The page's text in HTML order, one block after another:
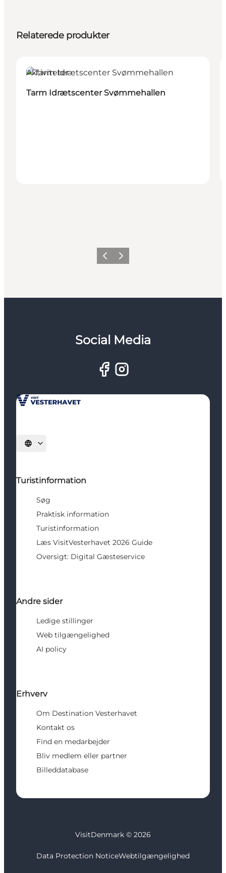
Relaterede produkter
Aktiviteter
Tarm Idrætscenter Svømmehallen
ForrigeNæste
Social Media
Vælg sprog
Turistinformation
Søg
Praktisk information
Turistinformation
Læs VisitVesterhavet 2026 Guide
Oversigt: Digital Gæsteservice
Andre sider
Ledige stillinger
Web tilgængelighed
AI policy
Erhverv
Om Destination Vesterhavet
Kontakt os
Find en medarbejder
Bliv medlem eller partner
Billeddatabase
VisitDenmark © 2026
Data Protection NoticeWebtilgængelighed